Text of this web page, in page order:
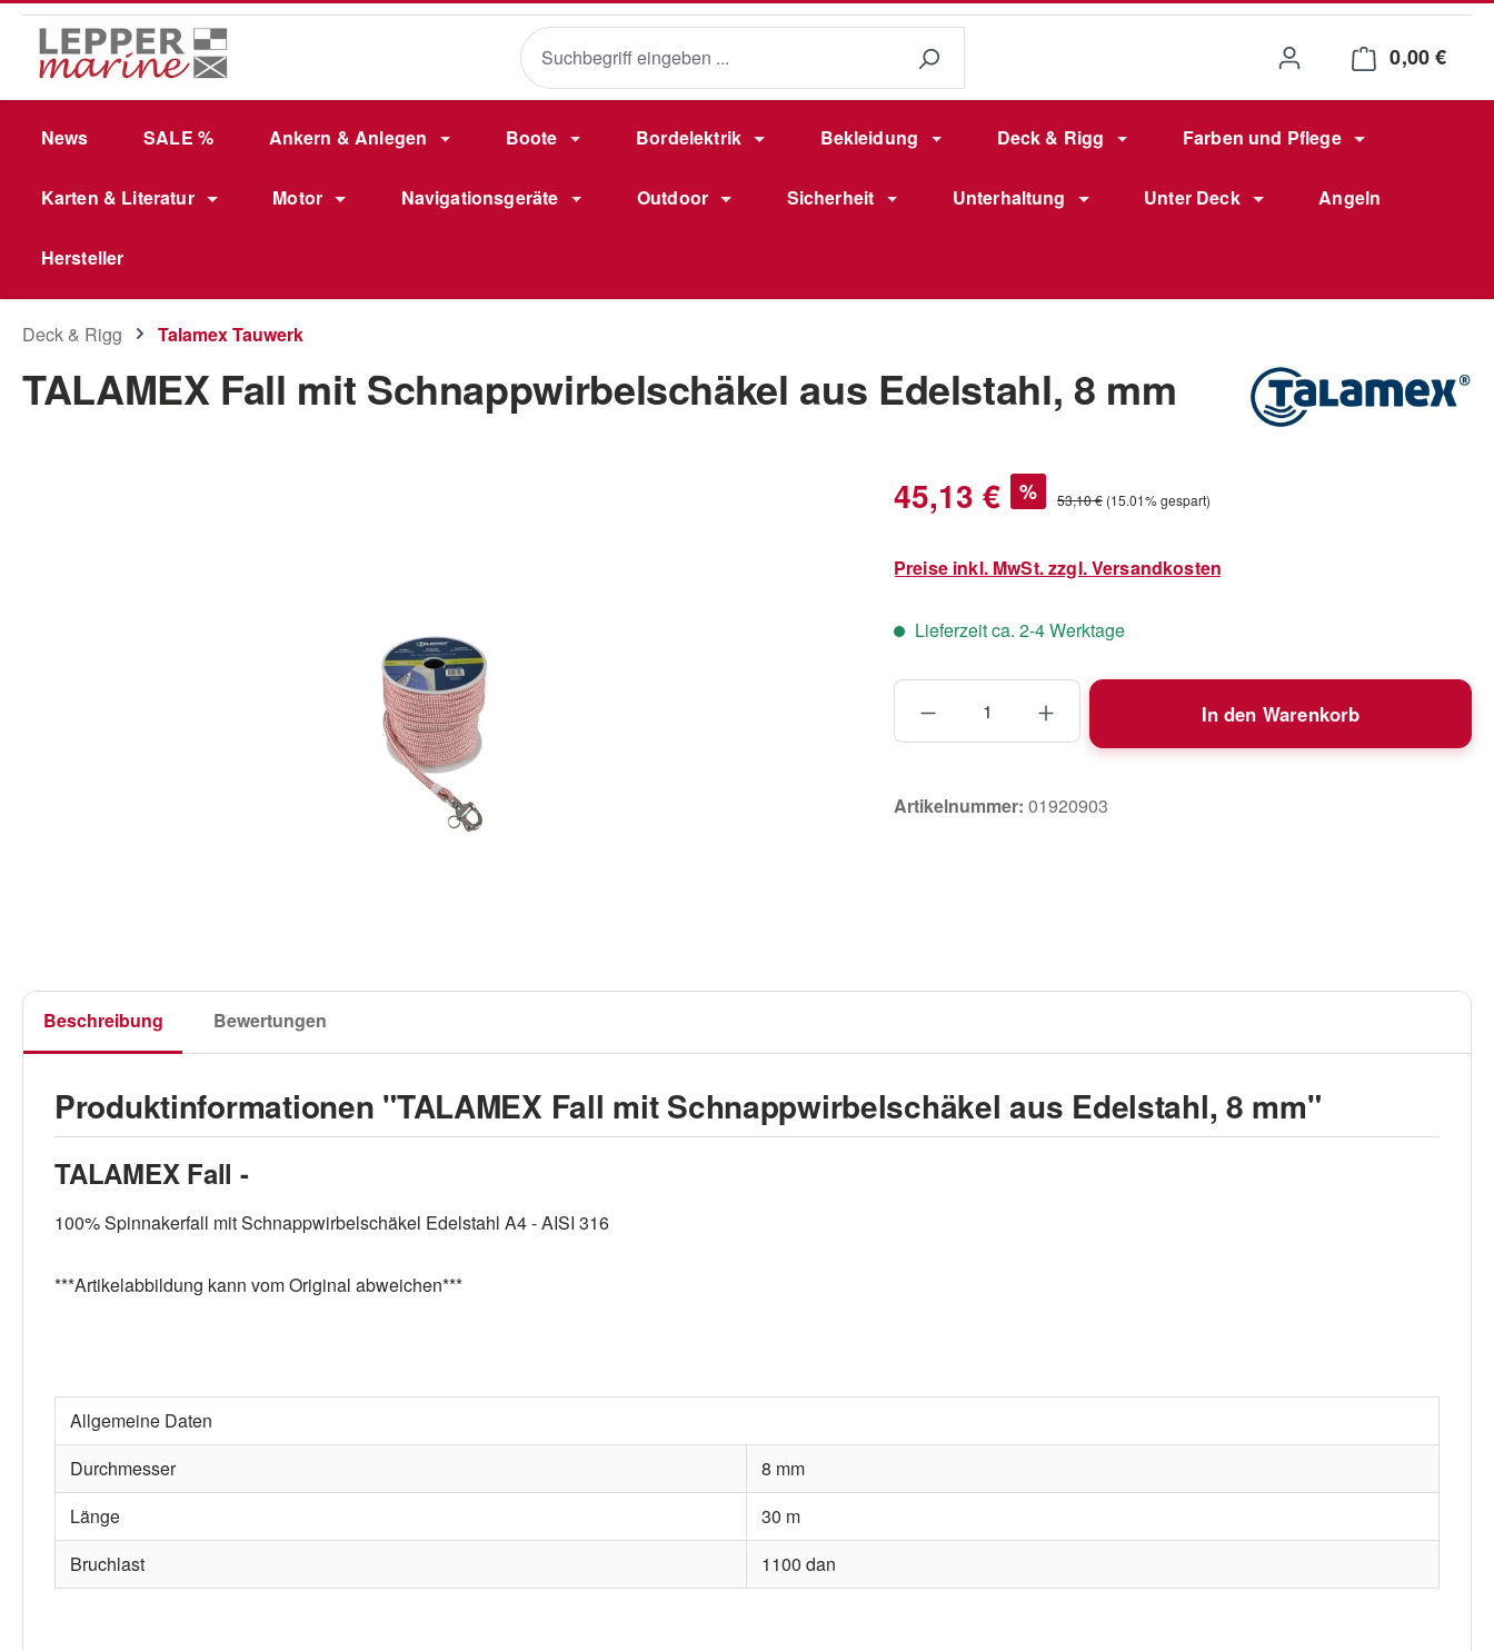
Hauptinhalt springen
Zur Suche springen
Zur Hauptnavigation springen
0,00 €
News SALE % Ankern & Anlegen Boote Bordelektrik Bekleidung Deck & Rigg Farben und Pflege
Karten & Literatur Motor Navigationsgeräte Outdoor Sicherheit Unterhaltung Unter Deck Angeln
Hersteller
Deck & Rigg Talamex Tauwerk
TALAMEX Fall mit Schnappwirbelschäkel aus Edelstahl, 8 mm
Verkaufspreis:
45,13 € % Regulärer Preis:
53,10 € (15.01% gespart)
Preise inkl. MwSt. zzgl. Versandkosten
Lieferzeit ca. 2-4 Werktage
Produkt Anzahl: Gib den gewünschten Wert
In den Warenkorb
Artikelnummer: 01920903
Beschreibung Bewertungen
Produktinformationen "TALAMEX Fall mit Schnappwirbelschäkel aus Edelstahl, 8 mm"
TALAMEX Fall -
100% Spinnakerfall mit Schnappwirbelschäkel Edelstahl A4 - AISI 316
***Artikelabbildung kann vom Original abweichen***
Allgemeine Daten
Durchmesser
8 mm
Länge
30 m
Bruchlast
1100 dan